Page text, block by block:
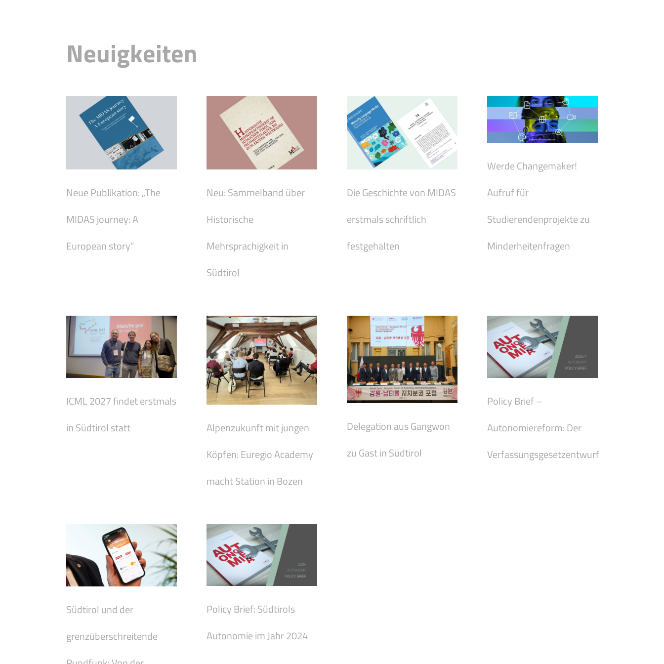
Neuigkeiten
Neue Publikation: „The
MIDAS journey: A
European story“
Neu: Sammelband über
Historische
Mehrsprachigkeit in
Südtirol
Die Geschichte von MIDAS
erstmals schriftlich
festgehalten
Werde Changemaker!
Aufruf für
Studierendenprojekte zu
Minderheitenfragen
ICML 2027 findet erstmals
in Südtirol statt
Alpenzukunft mit jungen
Köpfen: Euregio Academy
macht Station in Bozen
Delegation aus Gangwon
zu Gast in Südtirol
Policy Brief –
Autonomiereform: Der
Verfassungsgesetzentwurf
Südtirol und der
grenzüberschreitende
Policy Brief: Südtirols
Autonomie im Jahr 2024